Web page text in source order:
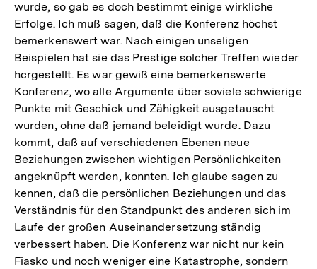
wurde, so gab es doch bestimmt einige wirkliche
Erfolge. Ich muß sagen, daß die Konferenz höchst
bemerkenswert war. Nach einigen unseligen
Beispielen hat sie das Prestige solcher Treffen wieder
hcrgestellt. Es war gewiß eine bemerkenswerte
Konferenz, wo alle Argumente über soviele schwierige
Punkte mit Geschick und Zähigkeit ausgetauscht
wurden, ohne daß jemand beleidigt wurde. Dazu
kommt, daß auf verschiedenen Ebenen neue
Beziehungen zwischen wichtigen Persönlichkeiten
angeknüpft werden, konnten. Ich glaube sagen zu
kennen, daß die persönlichen Beziehungen und das
Verständnis für den Standpunkt des anderen sich im
Laufe der großen Auseinandersetzung ständig
verbessert haben. Die Konferenz war nicht nur kein
Fiasko und noch weniger eine Katastrophe, sondern